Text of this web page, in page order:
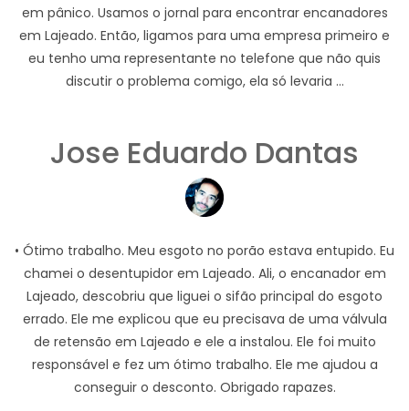
em pânico. Usamos o jornal para encontrar encanadores
em Lajeado. Então, ligamos para uma empresa primeiro e
eu tenho uma representante no telefone que não quis
discutir o problema comigo, ela só levaria ...
Jose Eduardo Dantas
• Ótimo trabalho. Meu esgoto no porão estava entupido. Eu
chamei o desentupidor em Lajeado. Ali, o encanador em
Lajeado, descobriu que liguei o sifão principal do esgoto
errado. Ele me explicou que eu precisava de uma válvula
de retensão em Lajeado e ele a instalou. Ele foi muito
responsável e fez um ótimo trabalho. Ele me ajudou a
conseguir o desconto. Obrigado rapazes.